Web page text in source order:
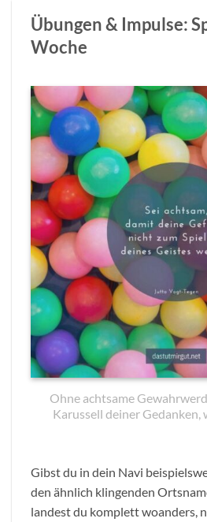
Übungen & Impulse:
Woche
Ohne achtsame
Karussell deiner Gedanken,
Gibst du in dein Navi
den ähnlich klingenden
landest du komplett woanders,